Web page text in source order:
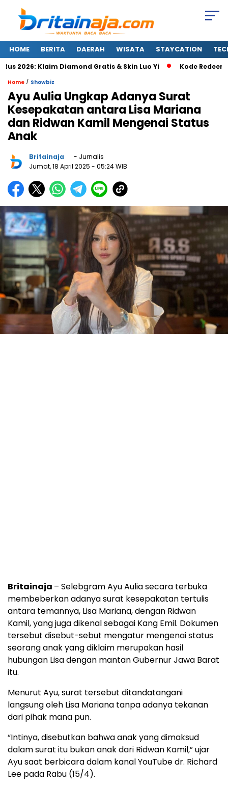
HOME BERITA DAERAH WISATA STAYCATION
2026: Klaim Diamond Gratis & Skin Luo Yi Kode Redeem
Home / Showbiz
Ayu Aulia Ungkap Adanya Surat
Kesepakatan antara Lisa Mariana
dan Ridwan Kamil Mengenai Status
Anak
Britainaja
- Jurnalis
Jumat, 18 April 2025 - 05:24 WIB
Britainaja – Selebgram Ayu Aulia secara terbuka
membeberkan adanya surat kesepakatan tertulis
antara temannya, Lisa Mariana, dengan Ridwan
Kamil, yang juga dikenal sebagai Kang Emil. Dokumen
tersebut disebut-sebut mengatur mengenai status
seorang anak yang diklaim merupakan hasil
hubungan Lisa dengan mantan Gubernur Jawa Barat
itu.
Menurut Ayu, surat tersebut ditandatangani
langsung oleh Lisa Mariana tanpa adanya tekanan
dari pihak mana pun.
“Intinya, disebutkan bahwa anak yang dimaksud
dalam surat itu bukan anak dari Ridwan Kamil,” ujar
Ayu saat berbicara dalam kanal YouTube dr. Richard
Lee pada Rabu (15/4).